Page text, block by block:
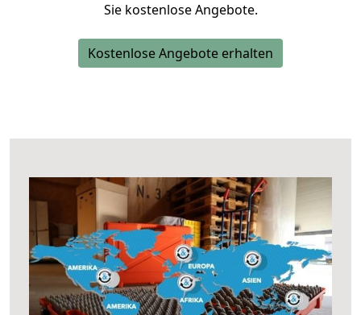
Sie kostenlose Angebote.
Kostenlose Angebote erhalten